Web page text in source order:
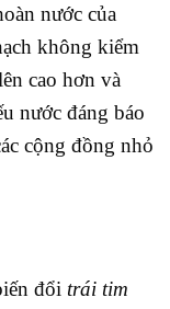
nước của
không kiểm
cao hơn và
nước đáng báo
cộng đồng nhỏ
đổi trái tim